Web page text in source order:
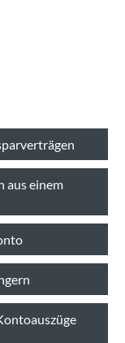
aus einem